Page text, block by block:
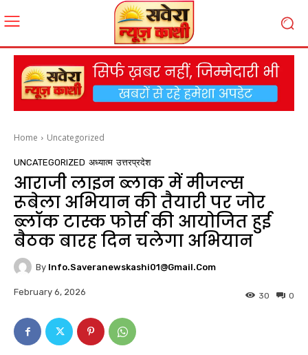
Home Uncategorized
UNCATEGORIZED अध्यात्म उत्तरप्रदेश
आराजी लाइन ब्लाक में मीजल्स
रूबेला अभियान की तैयारी पर जोर
ब्लॉक टास्क फोर्स की आयोजित हुई
बैठक बारह दिन चलेगा अभियान
By Info.saveranewskashi01@gmail.com
February 6, 2026 0
30